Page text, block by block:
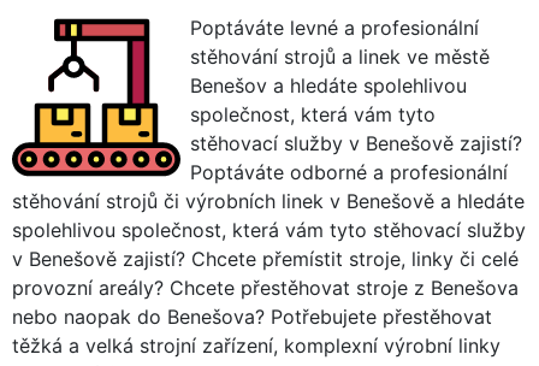
Poptáváte levné a profesionální
stěhování strojů a linek ve městě
Benešov a hledáte spolehlivou
společnost, která vám tyto
stěhovací služby v Benešově zajistí?
Poptáváte odborné a profesionální
stěhování strojů či výrobních linek v Benešově a hledáte
spolehlivou společnost, která vám tyto stěhovací služby
v Benešově zajistí? Chcete přemístit stroje, linky či celé
provozní areály? Chcete přestěhovat stroje z Benešova
nebo naopak do Benešova? Potřebujete přestěhovat
těžká a velká strojní zařízení, komplexní výrobní linky